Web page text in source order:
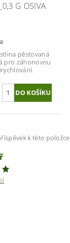
G OSIVA
pěstovaná
pro záhonovou
k této položce.